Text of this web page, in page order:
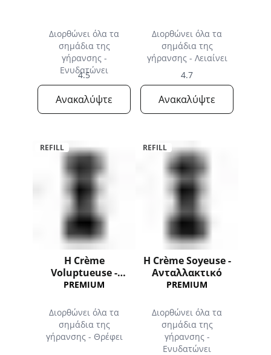
Διορθώνει όλα τα
σημάδια της
γήρανσης -
Ενυδατώνει
4.5
Ανακαλύψτε
Διορθώνει όλα τα
σημάδια της
γήρανσης - Λειαίνει
4.7
Ανακαλύψτε
REFILL
H Crème
Voluptueuse -
Ανταλλακτικό
PREMIUM
Διορθώνει όλα τα
σημάδια της
γήρανσης - Θρέφει
REFILL
Η Crème Soyeuse -
Ανταλλακτικό
PREMIUM
Διορθώνει όλα τα
σημάδια της
γήρανσης -
Ενυδατώνει